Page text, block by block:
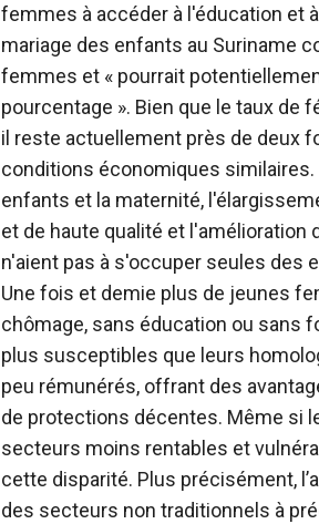
femmes à accéder à l'éducation et
mariage des enfants au Suriname
femmes et « pourrait
pourcentage ». Bien que le taux de
il reste actuellement près de deux
conditions économiques
enfants et la maternité,
et de haute qualité et
n'aient pas à s'occuper seules des
Une fois et demie plus de jeunes
chômage, sans éducation ou sans
plus susceptibles que leurs
peu rémunérés, offrant des
de protections décentes. Même si
secteurs moins rentables et
cette disparité. Plus précisément,
des secteurs non traditionnels à